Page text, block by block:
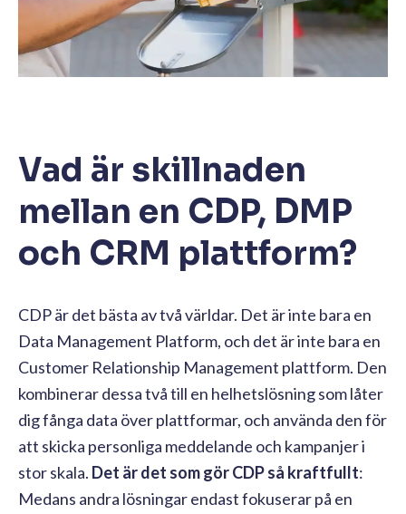
Vad är skillnaden
mellan en CDP, DMP
och CRM plattform?
CDP är det bästa av två världar. Det är inte bara en
Data Management Platform, och det är inte bara en
Customer Relationship Management plattform. Den
kombinerar dessa två till en helhetslösning som låter
dig fånga data över plattformar, och använda den för
att skicka personliga meddelande och kampanjer i
stor skala. Det är det som gör CDP så kraftfullt:
Medans andra lösningar endast fokuserar på en